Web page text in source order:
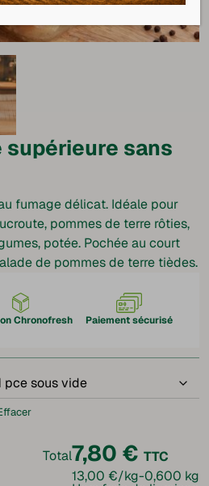
sans
fumage délicat. Idéale pour
pommes de terre rôties,
potée. Pochée au court
de pommes de terre tièdes.
Chronofresh Paiement sécurisé
Total7,80 € TTC
13,00 €/kg-0,600 kg